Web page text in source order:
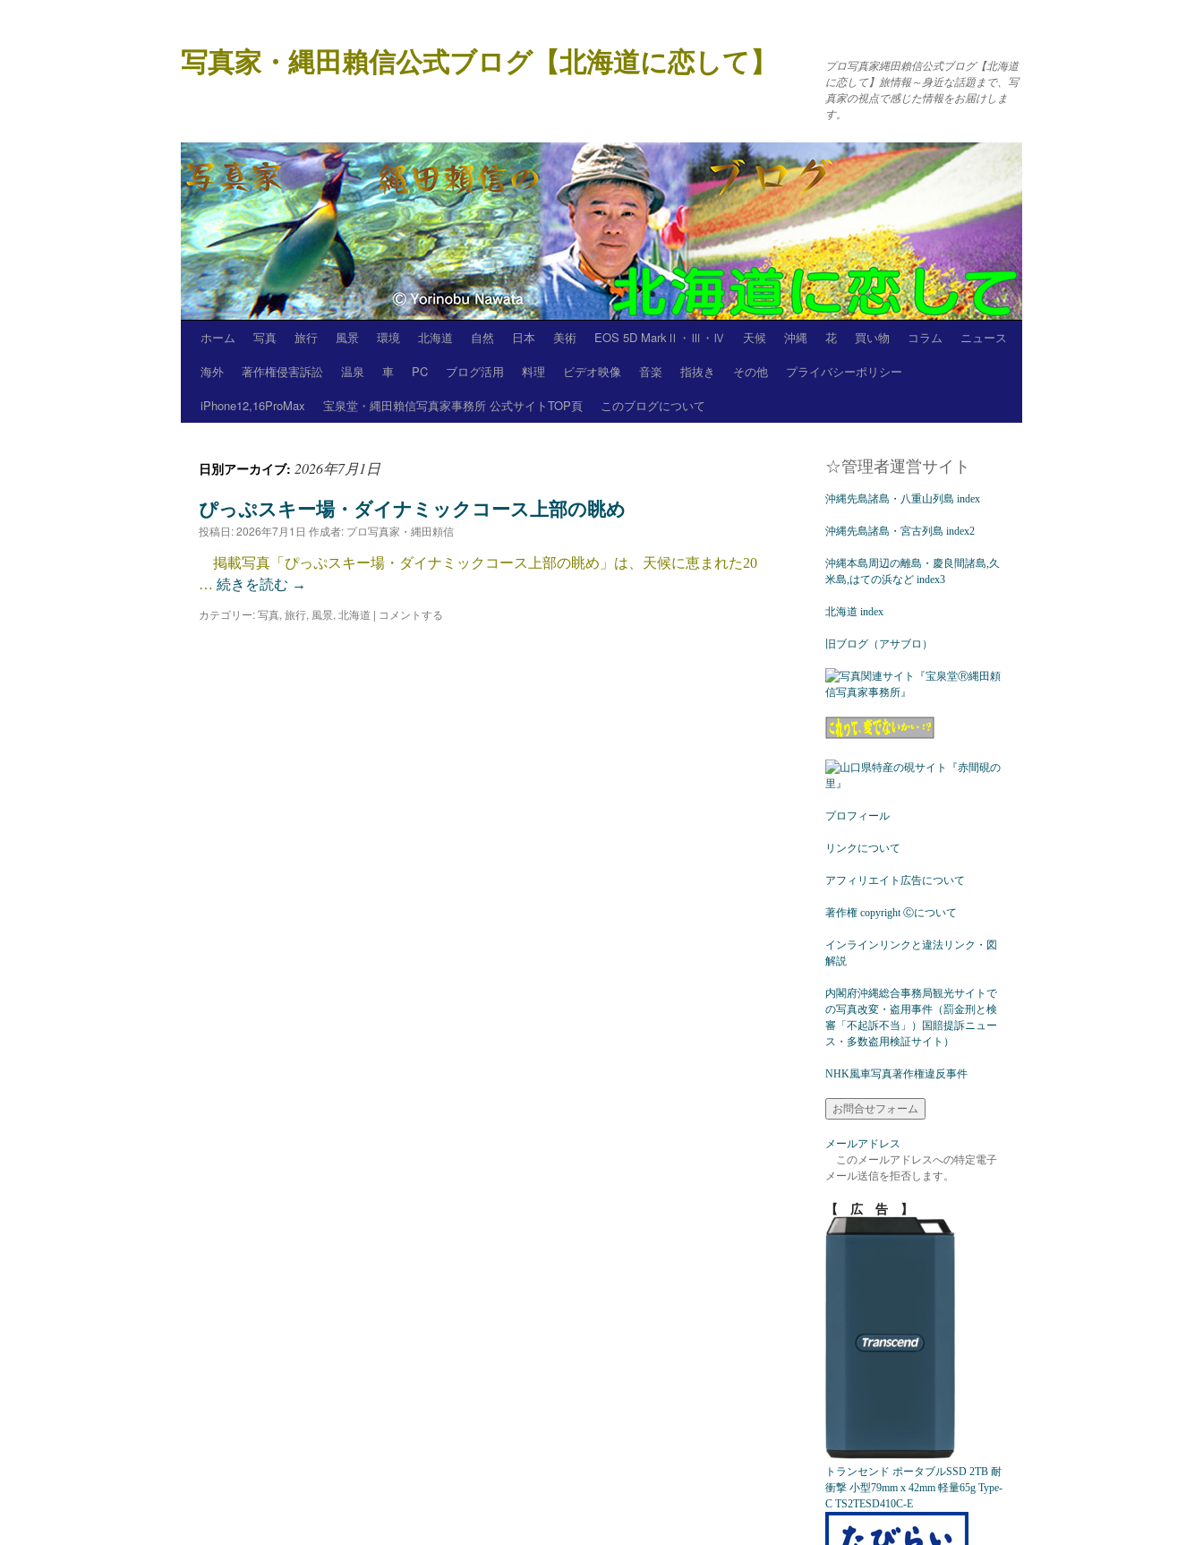
テ
ン
ッ
プ
写真家・縄田賴信公式ブログ【北海道に恋して】
プロ写真家縄田賴信公式ブログ【北海道
に恋して】旅情報～身近な話題まで、写
真家の視点で感じた情報をお届けしま
す。
ホーム 写真 旅行 風景 環境 北海道 自然 日本 美術 EOS 5D MarkⅡ・Ⅲ・Ⅳ 天候 沖縄 花 買い物 コラム
ニュース
海外
著作権侵害訴訟 温泉 車 PC ブログ活用 料理 ビデオ映像 音楽 指抜き その他
プライバシーポリシー
iPhone12,16ProMax
宝泉堂・縄田賴信写真家事務所 公式サイトTOP頁 このブログについて
日別アーカイブ: 2026年7月1日
ぴっぷスキー場・ダイナミックコース上部の眺め
投稿日:2026年7月1日 作成者: プロ写真家・縄田頼信
掲載写真「ぴっぷスキー場・ダイナミックコース上部の眺め」は、天候に恵まれた20
… 続きを読む →
カテゴリー:写真, 旅行, 風景, 北海道 | コメントする
☆管理者運営サイト
沖縄先島諸島・八重山列島 index
沖縄先島諸島・宮古列島 index2
沖縄本島周辺の離島・慶良間諸島,久
米島,はての浜など index3
北海道 index
旧ブログ（アサブロ）
プロフィール
リンクについて
アフィリエイト広告について
著作権 copyright Ⓒについて
インラインリンクと違法リンク・図
解説
内閣府沖縄総合事務局観光サイトで
の写真改変・盗用事件（罰金刑と検
審「不起訴不当」）国賠提訴ニュー
ス・多数盗用検証サイト）
NHK風車写真著作権違反事件
メールアドレス
このメールアドレスへの特定電子
メール送信を拒否します。
【 広 告 】
トランセンド ポータブルSSD 2TB 耐
衝撃 小型79mm x 42mm 軽量65g Type-
C TS2TESD410C-E